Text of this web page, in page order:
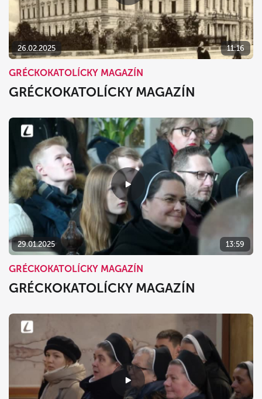
26.02.2025 11:16
GRÉCKOKATOLÍCKY MAGAZÍN
GRÉCKOKATOLÍCKY MAGAZÍN
29.01.2025 13:59
GRÉCKOKATOLÍCKY MAGAZÍN
GRÉCKOKATOLÍCKY MAGAZÍN